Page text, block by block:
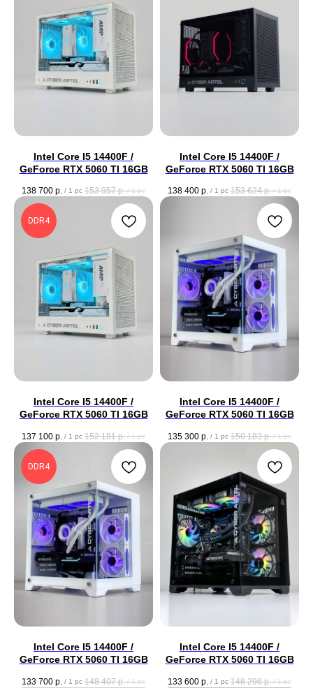
Intel Core I5 14400F /
GeForce RTX 5060 TI 16GB
138 700 р. / 1 pc 153 957 р. / 1 pc
Intel Core I5 14400F /
GeForce RTX 5060 TI 16GB
138 400 р. / 1 pc 153 624 р. / 1 pc
DDR4
Intel Core I5 14400F /
GeForce RTX 5060 TI 16GB
137 100 р. / 1 pc 152 181 р. / 1 pc
Intel Core I5 14400F /
GeForce RTX 5060 TI 16GB
135 300 р. / 1 pc 150 183 р. / 1 pc
DDR4
Intel Core I5 14400F /
GeForce RTX 5060 TI 16GB
133 700 р. / 1 pc 148 407 р. / 1 pc
Intel Core I5 14400F /
GeForce RTX 5060 TI 16GB
133 600 р. / 1 pc 148 296 р. / 1 pc